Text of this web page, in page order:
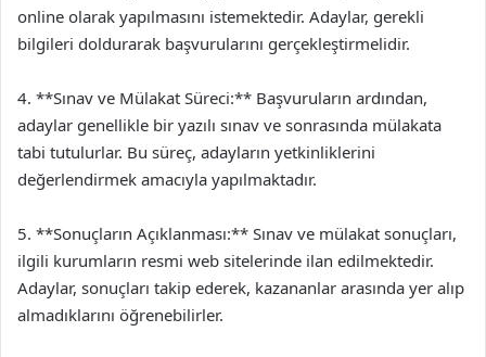
online olarak yapılmasını istemektedir. Adaylar, gerekli
bilgileri doldurarak başvurularını gerçekleştirmelidir.
4. **Sınav ve Mülakat Süreci:** Başvuruların ardından,
adaylar genellikle bir yazılı sınav ve sonrasında mülakata
tabi tutulurlar. Bu süreç, adayların yetkinliklerini
değerlendirmek amacıyla yapılmaktadır.
5. **Sonuçların Açıklanması:** Sınav ve mülakat sonuçları,
ilgili kurumların resmi web sitelerinde ilan edilmektedir.
Adaylar, sonuçları takip ederek, kazananlar arasında yer alıp
almadıklarını öğrenebilirler.